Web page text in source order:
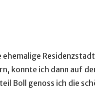
ehemalige
konnte ich dann auf
Boll genoss ich die